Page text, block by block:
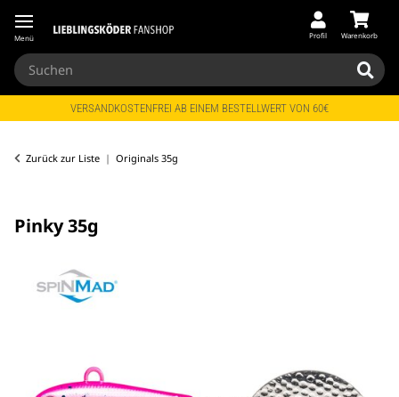
Menü Profil Warenkorb
VERSANDKOSTENFREI AB EINEM BESTELLWERT VON 60€
Zurück zur Liste Originals 35g
Pinky 35g